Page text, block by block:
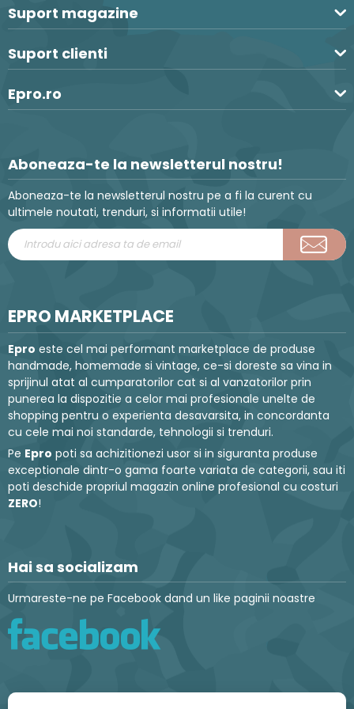
Suport magazine
Suport clienti
Epro.ro
Aboneaza-te la newsletterul nostru!
Aboneaza-te la newsletterul nostru pe a fi la curent cu
ultimele noutati, trenduri, si informatii utile!
EPRO MARKETPLACE
Epro este cel mai performant marketplace de produse
handmade, homemade si vintage, ce-si doreste sa vina in
sprijinul atat al cumparatorilor cat si al vanzatorilor prin
punerea la dispozitie a celor mai profesionale unelte de
shopping pentru o experienta desavarsita, in concordanta
cu cele mai noi standarde, tehnologii si trenduri.
Pe Epro poti sa achizitionezi usor si in siguranta produse
exceptionale dintr-o gama foarte variata de categorii, sau iti
poti deschide propriul magazin online profesional cu costuri
ZERO!
Hai sa socializam
Urmareste-ne pe Facebook dand un like paginii noastre